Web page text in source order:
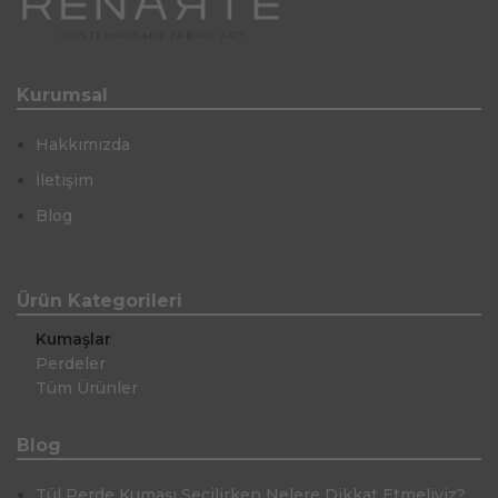
Kurumsal
Hakkımızda
İletişim
Blog
Ürün Kategorileri
Kumaşlar
Perdeler
Tüm Ürünler
Blog